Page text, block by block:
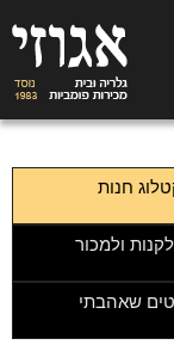
חנות
ולמכור
שאהבתי